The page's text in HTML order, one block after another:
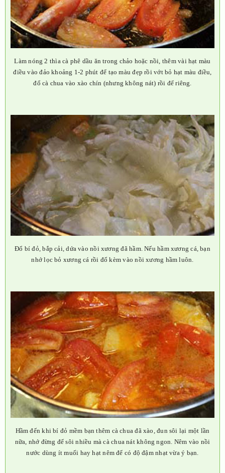
Làm nóng 2 thìa cà phê dầu ăn trong chảo hoặc nồi, thêm vài hạt màu
điều vào đảo khoảng 1-2 phút để tạo màu đẹp rồi vớt bỏ hạt màu điều,
đổ cà chua vào xào chín (nhưng không nát) rồi để riêng.
Đổ bí đỏ, bắp cải, dứa vào nồi xương đã hầm. Nếu hầm xương cá, bạn
nhớ lọc bỏ xương cá rồi đổ kèm vào nồi xương hầm luôn.
Hầm đến khi bí đỏ mềm bạn thêm cà chua đã xào, đun sôi lại một lần
nữa, nhớ đừng để sôi nhiều mà cà chua nát không ngon. Nêm vào nồi
nước dùng ít muối hay hạt nêm để có độ đậm nhạt vừa ý bạn.